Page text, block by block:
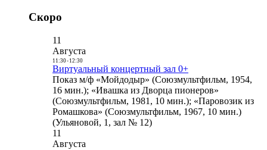
Скоро
11
Августа
11:30- 12:30
Виртуальный концертный зал 0+
Показ м/ф «Мойдодыр» (Союзмультфильм, 1954,
16 мин.); «Ивашка из Дворца пионеров»
(Союзмультфильм, 1981, 10 мин.); «Паровозик из
Ромашкова» (Союзмультфильм, 1967, 10 мин.)
(Ульяновой, 1, зал № 12)
11
Августа